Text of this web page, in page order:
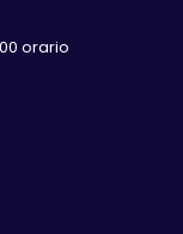
orario